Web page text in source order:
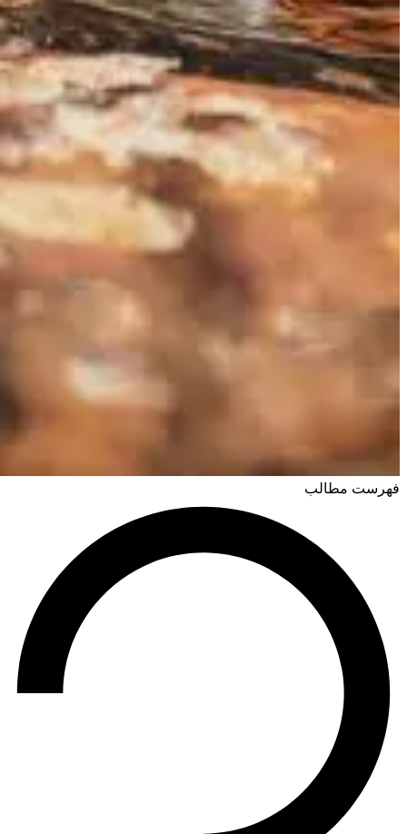
فهرست مطالب